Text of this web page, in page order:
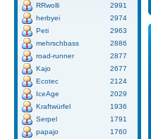
RRwolli
2991
herbyei
2974
Peti
2963
mehrschbass
2886
road-runner
2877
Kajo
2677
Ecotec
2124
IceAge
2029
Kraftwürfel
1936
Serpel
1791
papajo
1760